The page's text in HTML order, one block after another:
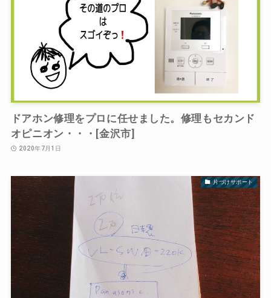
ドアホン修理をプロに任せました。修理もセカンド
オピニオン・・・[金沢市]
2020年7月1日
片づけサポート